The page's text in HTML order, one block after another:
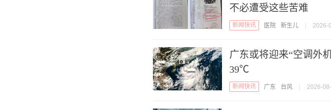
不必遭受这些苦难
新闻快讯 医院 新生儿 2026-
广东或将迎来“空调外
39℃
新闻快讯 广东 台风 2026-